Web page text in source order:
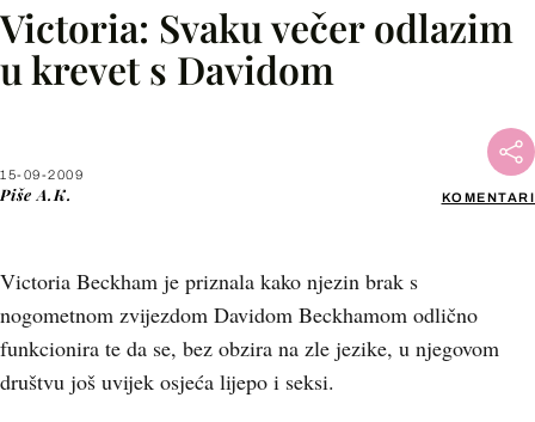
Victoria: Svaku večer odlazim
u krevet s Davidom
15-09-2009
Piše A.K. KOMENTARI
Victoria Beckham je priznala kako njezin brak s
nogometnom zvijezdom Davidom Beckhamom odlično
funkcionira te da se, bez obzira na zle jezike, u njegovom
društvu još uvijek osjeća lijepo i seksi.
Facebook